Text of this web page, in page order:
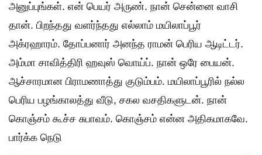
அனுப்புங்கள். என் பெயர் அருண். நான் சென்னை வாசி
தான். பிறந்தது வளர்ந்தது எல்லாம் மயிலாப்பூர்
அக்ரஹாரம். தோப்பனார் அனந்த ராமன் பெரிய ஆடிட்டர்.
அம்மா சாவித்திரி ஹவுஸ் வொய்ப். நான் ஒரே பையன்.
ஆச்சாரமான பிராமணாத்து குடும்பம். மயிலாப்பூரில் நல்ல
பெரிய பழங்காலத்து வீடு, சகல வசதிகளுடன். நான்
கொஞ்சம் கூச்ச சுபாவம். கொஞ்சம் என்ன அதிகமாகவே.
பார்க்க நெடு